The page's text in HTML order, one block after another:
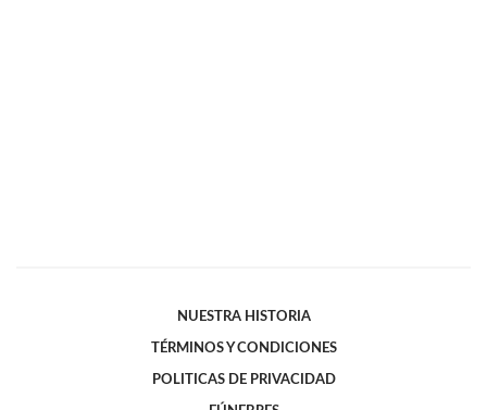
NUESTRA HISTORIA
TÉRMINOS Y CONDICIONES
POLITICAS DE PRIVACIDAD